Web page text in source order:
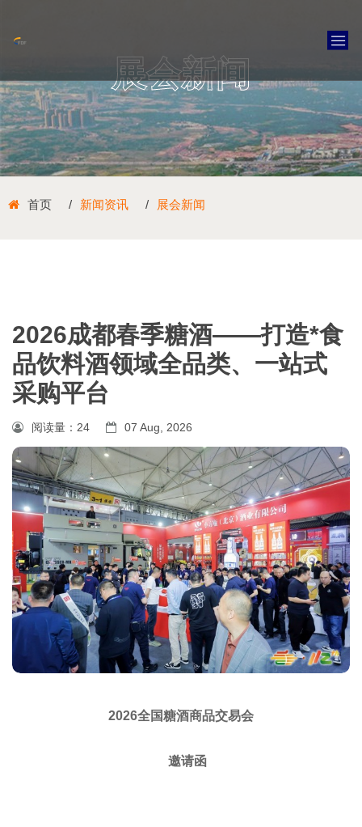
展会新闻
首页 新闻资讯 展会新闻
2026成都春季糖酒——打造*食
品饮料酒领域全品类、一站式
采购平台
阅读量： 24 07 Aug, 2026
2026全国糖酒商品交易会
邀请函